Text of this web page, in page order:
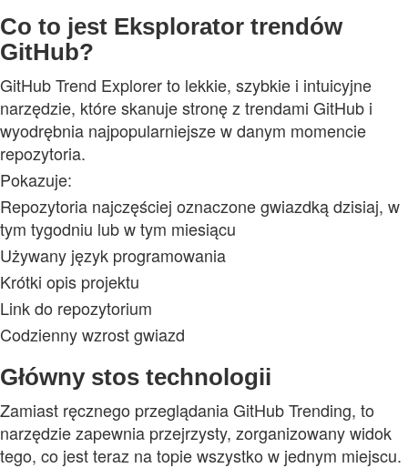
Co to jest Eksplorator trendów
GitHub?
GitHub Trend Explorer to lekkie, szybkie i intuicyjne
narzędzie, które skanuje stronę z trendami GitHub i
wyodrębnia najpopularniejsze w danym momencie
repozytoria.
Pokazuje:
Repozytoria najczęściej oznaczone gwiazdką dzisiaj, w
tym tygodniu lub w tym miesiącu
Używany język programowania
Krótki opis projektu
Link do repozytorium
Codzienny wzrost gwiazd
Główny stos technologii
Zamiast ręcznego przeglądania GitHub Trending, to
narzędzie zapewnia przejrzysty, zorganizowany widok
tego, co jest teraz na topie wszystko w jednym miejscu.